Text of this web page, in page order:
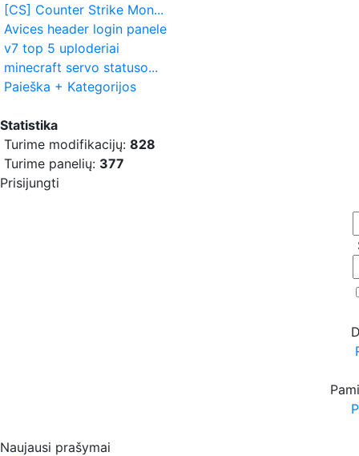
[CS] Counter Strike Mon...
Avices header login panele
v7 top 5 uploderiai
minecraft servo statuso...
Paieška + Kategorijos
Statistika
Turime modifikacijų: 828
Turime panelių: 377
Prisijungti
Naujausi prašymai